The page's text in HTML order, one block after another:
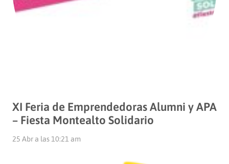
XI Feria de Emprendedoras Alumni y APA
– Fiesta Montealto Solidario
25 Abr a las 10:21 am